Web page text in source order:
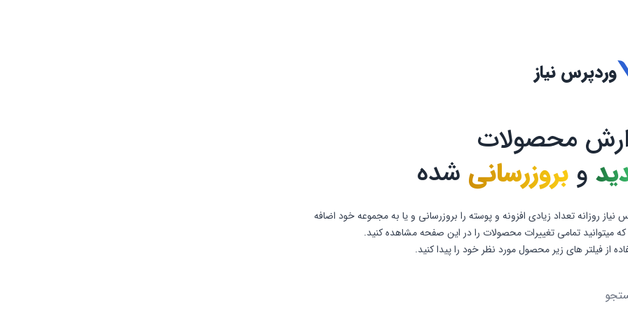
وردپرس نیاز
محصولات
و بروزرسانی شده
نیاز روزانه تعداد زیادی افزونه و پوسته را بروزرسانی و یا به مجموعه خود اضافه
که میتوانید تمامی تغییرات محصولات را در این صفحه مشاهده کنید.
از فیلتر های زیر محصول مورد نظر خود را پیدا کنید.